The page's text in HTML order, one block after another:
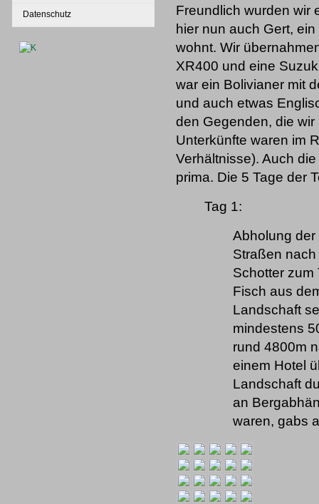
Datenschutz
Freundlich wurden wir
hier nun auch Gert,
wohnt. Wir
XR400 und eine
war ein Bolivianer mit
und auch etwas
den Gegenden, die
Unterkünfte waren im
Verhältnisse). Auch
prima. Die 5 Tage der
Tag 1:
Abholung der
Straßen
Schotter zum
Fisch aus
Landschaft
mindestens
rund 4800m
einem Hotel
Landschaft
an
waren, gabs